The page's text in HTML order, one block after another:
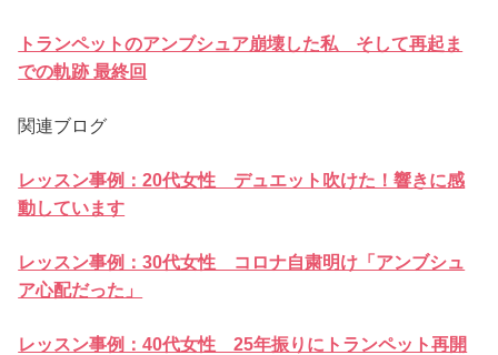
トランペットのアンブシュア崩壊した私 そして再起ま
での軌跡 最終回
関連ブログ
レッスン事例：20代女性 デュエット吹けた！響きに感
動しています
レッスン事例：30代女性 コロナ自粛明け「アンブシュ
ア心配だった」
レッスン事例：40代女性 25年振りにトランペット再開